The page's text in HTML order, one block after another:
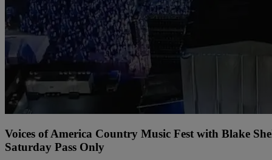
Voices of America Country Music Fest with Blake
Saturday Pass Only